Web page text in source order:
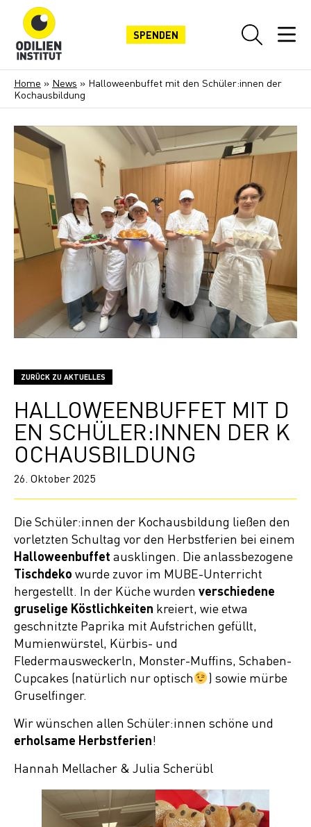
SPENDEN
Home » News » Halloweenbuffet mit den Schüler:innen der
Kochausbildung
ZURÜCK ZU AKTUELLES
HALLOWEENBUFFET MIT D
EN SCHÜLER:INNEN DER K
OCHAUSBILDUNG
26. Oktober 2025
Die Schüler:innen der Kochausbildung ließen den
vorletzten Schultag vor den Herbstferien bei einem
Halloweenbuffet ausklingen. Die anlassbezogene
Tischdeko wurde zuvor im MUBE-Unterricht
hergestellt. In der Küche wurden verschiedene
gruselige Köstlichkeiten kreiert, wie etwa
geschnitzte Paprika mit Aufstrichen gefüllt,
Mumienwürstel, Kürbis- und
Fledermausweckerln, Monster-Muffins, Schaben-
Cupcakes (natürlich nur optisch
) sowie mürbe
Gruselfinger.
Wir wünschen allen Schüler:innen schöne und
erholsame Herbstferien!
Hannah Mellacher & Julia Scherübl